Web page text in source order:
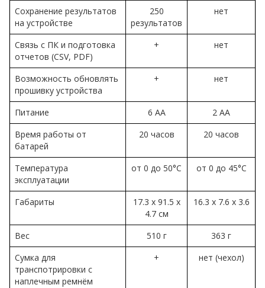
Сохранение результатов
на устройстве
250
результатов
нет
Связь с ПК и подготовка
отчетов (CSV, PDF)
+ нет
Возможность обновлять
прошивку устройства
+ нет
Питание 6 АА
2 АА
Время работы от
батарей
20 часов 20 часов
Температура
эксплуатации
от 0 до 50°C от 0 до 45°C
Габариты
17.3 х 91.5 х
4.7 см
16.3 х 7.6 х 3.6
Вес 510 г
363 г
Сумка для
транспотрировки с
наплечным ремнём
+ нет (чехол)